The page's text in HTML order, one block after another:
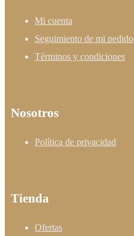
Mi cuenta
Seguimiento de mi pedido
Términos y condiciones
Nosotros
Política de privacidad
Tienda
Ofertas